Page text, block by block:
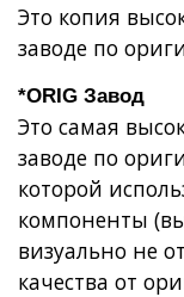
Это копия
заводе по
*ORIG Завод
Это самая
заводе по
которой
компоненты
визуально не
качества от